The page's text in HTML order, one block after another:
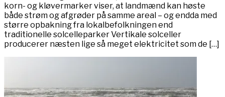
korn- og kløvermarker viser, at landmænd kan høste
både strøm og afgrøder på samme areal – og endda med
større opbakning fra lokalbefolkningen end
traditionelle solcelleparker Vertikale solceller
producerer næsten lige så meget elektricitet som de […]